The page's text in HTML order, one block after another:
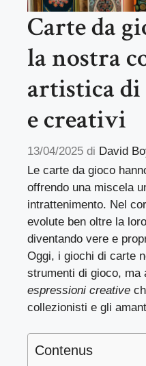
Carte da
la nostra
artistica
e creativi
13/04/2025 di David
Le carte da gioco
offrendo una miscela
intrattenimento. Nel
evolute ben oltre la
diventando vere e
Oggi, i giochi di carte
strumenti di gioco, ma
espressioni creative
collezionisti e gli
Contenus